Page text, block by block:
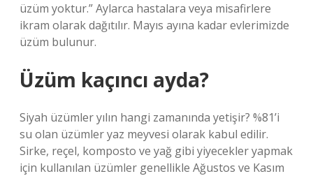
üzüm yoktur.” Aylarca hastalara veya misafirlere
ikram olarak dağıtılır. Mayıs ayına kadar evlerimizde
üzüm bulunur.
Üzüm kaçıncı ayda?
Siyah üzümler yılın hangi zamanında yetişir? %81’i
su olan üzümler yaz meyvesi olarak kabul edilir.
Sirke, reçel, komposto ve yağ gibi yiyecekler yapmak
için kullanılan üzümler genellikle Ağustos ve Kasım